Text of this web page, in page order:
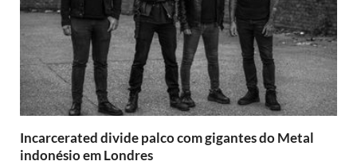
Incarcerated divide palco com gigantes do Metal
indonésio em Londres